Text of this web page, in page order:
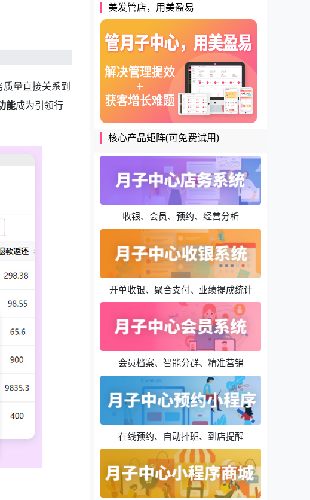
量直接关系到
能成为引领行
美发管店，用美盈易
核心产品矩阵(可免费试用)
收银、会员、预约、经营分析
开单收银、聚合支付、业绩提成统计
会员档案、智能分群、精准营销
在线预约、自动排班、到店提醒